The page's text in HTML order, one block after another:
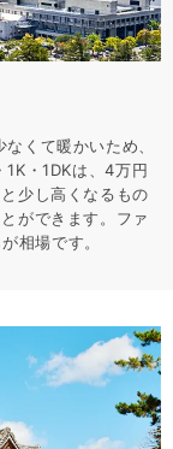
くて暖かいため、
・1DKは、4万円
少し高くなるもの
ができます。ファ
相場です。